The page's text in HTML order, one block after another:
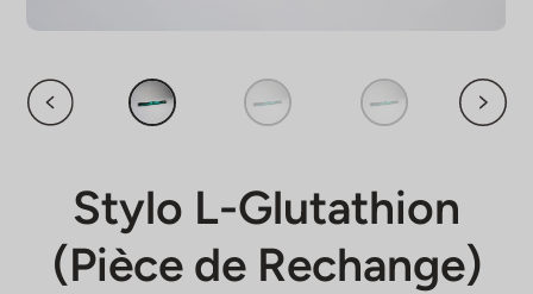
Stylo L-Glutathion
(Pièce de Rechange)